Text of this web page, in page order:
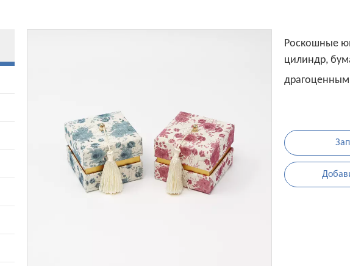
Роскошные
цилиндр,